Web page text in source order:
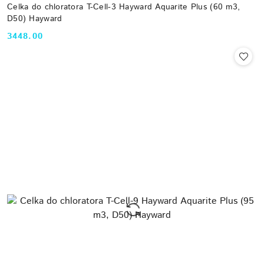
Celka do chloratora T-Cell-3 Hayward Aquarite Plus (60 m3,
D50) Hayward
Cena:
3448.00